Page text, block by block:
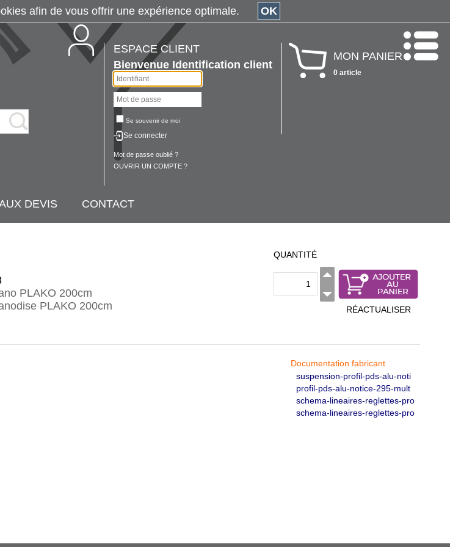
ESPACE CLIENT
Bienvenue Identification client
Se souvenir de moi
Se connecter
Mot de passe oublié ?
OUVRIR UN COMPTE ?
MON PANIER
0 article
DEVIS CONTACT
PLAKO 200cm
PLAKO 200cm
QUANTITÉ
RÉACTUALISER
Documentation fabricant
suspension-profil-pds-alu-noti
profil-pds-alu-notice-295-mult
schema-lineaires-reglettes-pro
schema-lineaires-reglettes-pro
afin de vous offrir une expérience optimale. OK